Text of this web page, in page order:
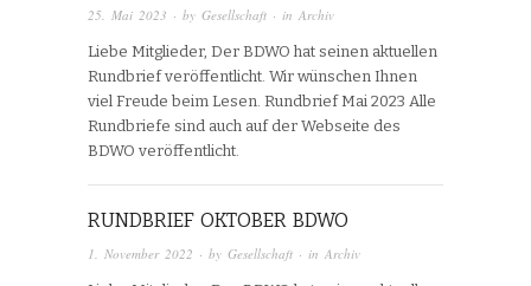
25. Mai 2023 · by Gesellschaft · in Archiv
Liebe Mitglieder, Der BDWO hat seinen aktuellen
Rundbrief veröffentlicht. Wir wünschen Ihnen
viel Freude beim Lesen. Rundbrief Mai 2023 Alle
Rundbriefe sind auch auf der Webseite des
BDWO veröffentlicht.
RUNDBRIEF OKTOBER BDWO
1. November 2022 · by Gesellschaft · in Archiv